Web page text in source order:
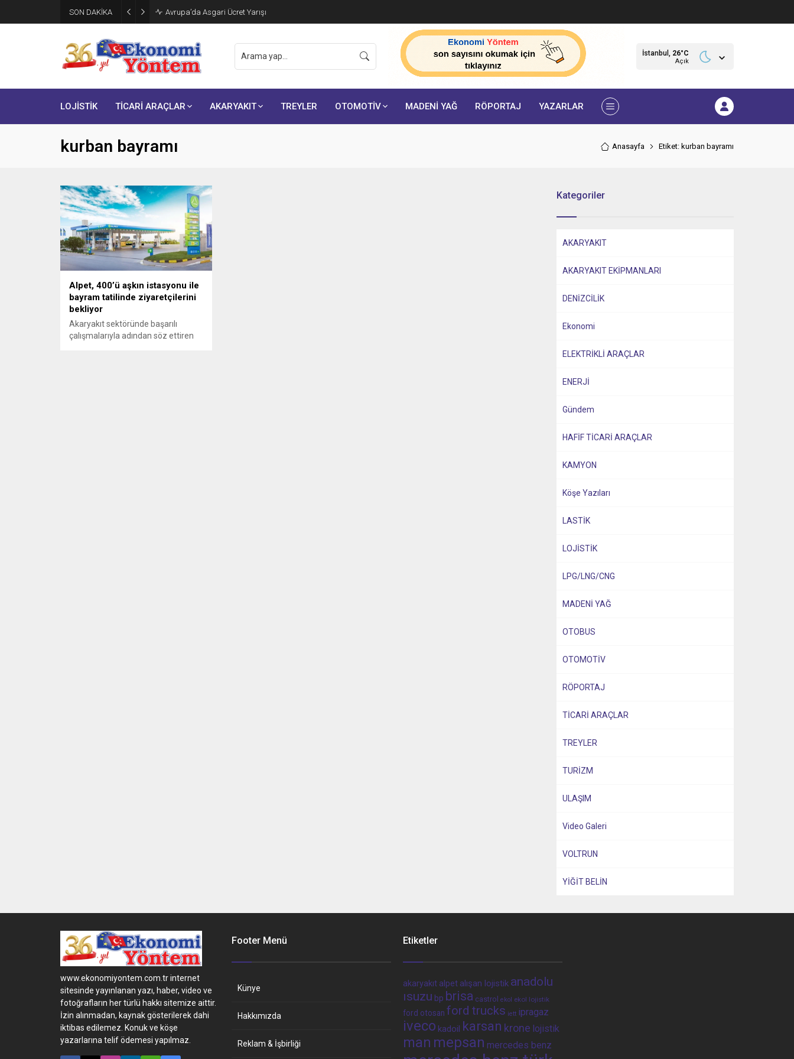
SON DAKİKA Avrupa’da Asgari Ücret Yarışı
İstanbul, 26°C
Açık
LOJİSTİK TİCARİ ARAÇLAR AKARYAKIT TREYLER OTOMOTİV MADENİ YAĞ RÖPORTAJ YAZARLAR
kurban bayramı Anasayfa Etiket: kurban bayramı
Alpet, 400’ü aşkın istasyonu ile
bayram tatilinde ziyaretçilerini
bekliyor
Akaryakıt sektöründe başarılı
çalışmalarıyla adından söz ettiren
Kategoriler
AKARYAKIT
AKARYAKIT EKİPMANLARI
DENİZCİLİK
Ekonomi
ELEKTRİKLİ ARAÇLAR
ENERJİ
Gündem
HAFİF TİCARİ ARAÇLAR
KAMYON
Köşe Yazıları
LASTİK
LOJİSTİK
LPG/LNG/CNG
MADENİ YAĞ
OTOBUS
OTOMOTİV
RÖPORTAJ
TİCARİ ARAÇLAR
TREYLER
TURİZM
ULAŞIM
Video Galeri
VOLTRUN
YİĞİT BELİN
www.ekonomiyontem.com.tr internet
sitesinde yayınlanan yazı, haber, video ve
fotoğrafların her türlü hakkı sitemize aittir.
İzin alınmadan, kaynak gösterilerek dahi
iktibas edilemez. Konuk ve köşe
yazarlarına telif ödemesi yapılmaz.
Footer Menü
Künye
Hakkımızda
Reklam & İşbirliği
Etiketler
akaryakıt alpet alışan lojistik anadolu
ısuzu bp brisa castrol ekol ekol lojistik
ford otosan ford trucks iett ipragaz
iveco kadoil karsan krone lojistik
man mepsan mercedes benz